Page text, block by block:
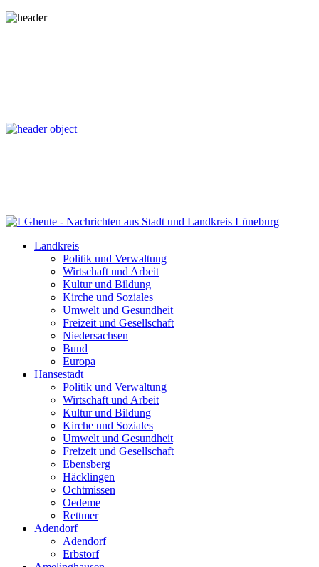
Landkreis
Politik und Verwaltung
Wirtschaft und Arbeit
Kultur und Bildung
Kirche und Soziales
Umwelt und Gesundheit
Freizeit und Gesellschaft
Niedersachsen
Bund
Europa
Hansestadt
Politik und Verwaltung
Wirtschaft und Arbeit
Kultur und Bildung
Kirche und Soziales
Umwelt und Gesundheit
Freizeit und Gesellschaft
Ebensberg
Häcklingen
Ochtmissen
Oedeme
Rettmer
Adendorf
Adendorf
Erbstorf